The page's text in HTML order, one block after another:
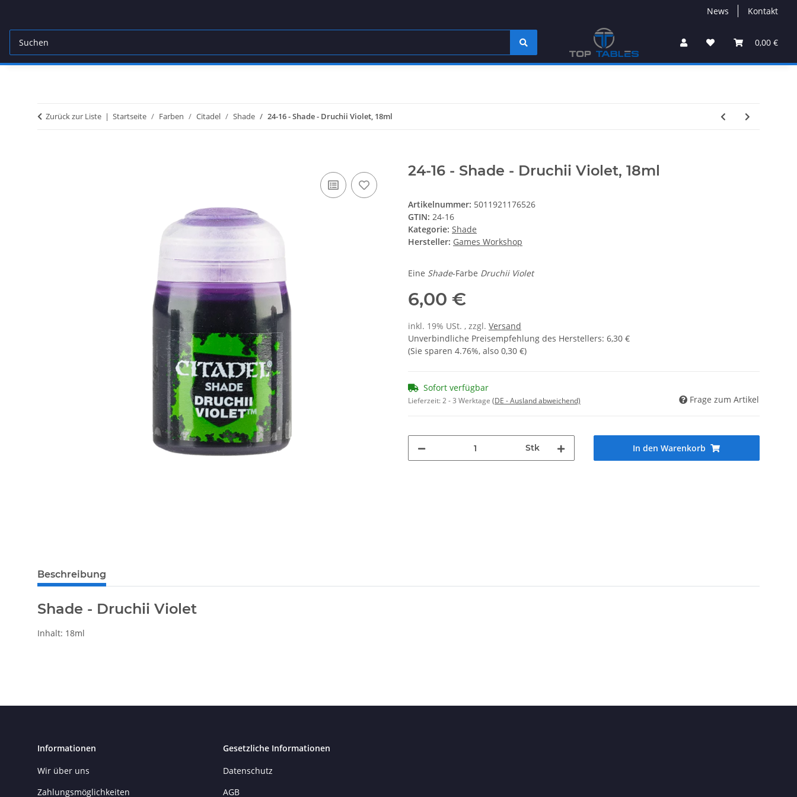
News Kontakt
0,00 €
Zurück zur Liste Startseite Farben Citadel Shade 24-16 - Shade - Druchii Violet, 18ml
24-16 - Shade - Druchii Violet, 18ml
Artikelnummer: 5011921176526
GTIN: 24-16
Kategorie: Shade
Hersteller: Games Workshop
Eine Shade-Farbe Druchii Violet
6,00 €
inkl. 19% USt. , zzgl. Versand
Unverbindliche Preisempfehlung des Herstellers: 6,30 €
(Sie sparen 4.76%, also 0,30 €)
Sofort verfügbar
Lieferzeit:2 - 3 Werktage (DE - Ausland abweichend) Frage zum Artikel
Stk In den Warenkorb
Beschreibung
Shade - Druchii Violet
Inhalt: 18ml
Informationen
Wir über uns
Zahlungsmöglichkeiten
Gesetzliche Informationen
Datenschutz
AGB